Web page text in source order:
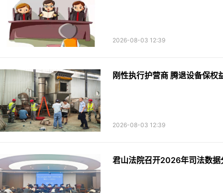
2026-08-03 12:39
刚性执行护营商 腾退设备保
2026-08-03 12:39
君山法院召开2026年司法数